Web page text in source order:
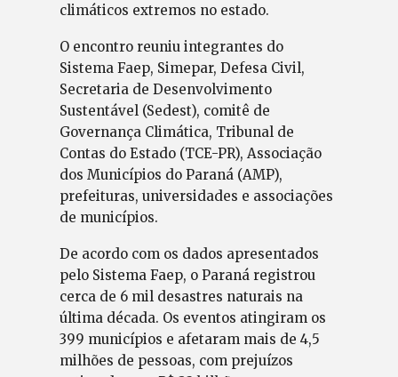
climáticos extremos no estado.
O encontro reuniu integrantes do
Sistema Faep, Simepar, Defesa Civil,
Secretaria de Desenvolvimento
Sustentável (Sedest), comitê de
Governança Climática, Tribunal de
Contas do Estado (TCE-PR), Associação
dos Municípios do Paraná (AMP),
prefeituras, universidades e associações
de municípios.
De acordo com os dados apresentados
pelo Sistema Faep, o Paraná registrou
cerca de 6 mil desastres naturais na
última década. Os eventos atingiram os
399 municípios e afetaram mais de 4,5
milhões de pessoas, com prejuízos